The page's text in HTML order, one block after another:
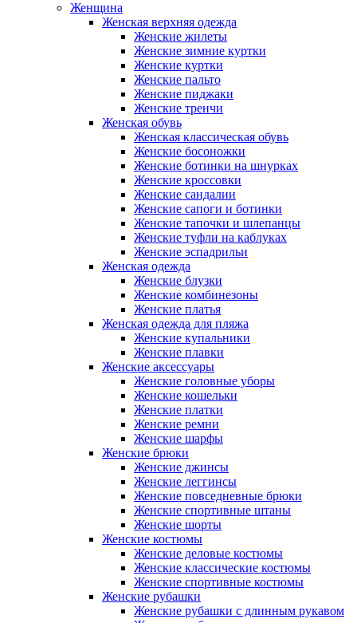
Женщина
Женская верхняя одежда
Женские жилеты
Женские зимние куртки
Женские куртки
Женские пальто
Женские пиджаки
Женские тренчи
Женская обувь
Женская классическая обувь
Женские босоножки
Женские ботинки на шнурках
Женские кроссовки
Женские сандалии
Женские сапоги и ботинки
Женские тапочки и шлепанцы
Женские туфли на каблуках
Женские эспадрильи
Женская одежда
Женские блузки
Женские комбинезоны
Женские платья
Женская одежда для пляжа
Женские купальники
Женские плавки
Женские аксессуары
Женские головные уборы
Женские кошельки
Женские платки
Женские ремни
Женские шарфы
Женские брюки
Женские джинсы
Женские леггинсы
Женские повседневные брюки
Женские спортивные штаны
Женские шорты
Женские костюмы
Женские деловые костюмы
Женские классические костюмы
Женские спортивные костюмы
Женские рубашки
Женские рубашки с длинным рукавом